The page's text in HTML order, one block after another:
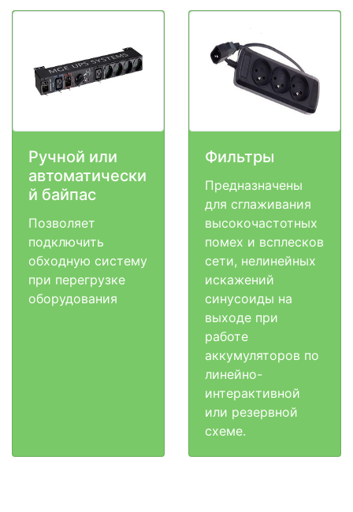
Ручной или
автоматически
й байпас
Позволяет
подключить
обходную систему
при перегрузке
оборудования
Фильтры
Предназначены
для сглаживания
высокочастотных
помех и всплесков
сети, нелинейных
искажений
синусоиды на
выходе при
работе
аккумуляторов по
линейно-
интерактивной
или резервной
схеме.